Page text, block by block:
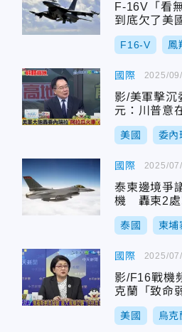
F-16V「看
到底欠了美
F16-V 鳳
國際
影/美軍擊
元：川普意
美國 委內
2025/
國際
泰柬邊境爭
機 轟柬2處
泰國 柬埔
2025/
國際
影/F16戰機
克蘭「致命
美國 烏克
2025/